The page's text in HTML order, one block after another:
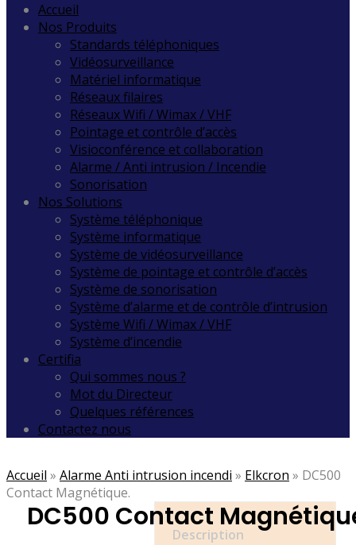
Accueil
Nos Produits
Standards téléphoniques
Vidéosurveillance
Matériel informatique
Réseaux filaires
Réseaux Wifi / Wimax / VHF
Pointage et contrôle d’accès
Visioconférence et collaboration
Alarme / Anti intrusion / Incendie
Sonorisation
Nos Solutions
Système téléphonique
Système informatique
Système de vidéosurveillance
Système de pointage et contrôle d’accès
Système de sonorisation
Système d’alarme et de contrôle d’intrusion
Système Wifi / Wimax / VHF
Système d’incendie
Certifia
Qui sommes nous ?
Mot du Directeur
Quelques références
Contactez nous
Accueil » Alarme Anti intrusion incendi » Elkcron » DC500
Contact Magnétique.
DC500 Contact
Description